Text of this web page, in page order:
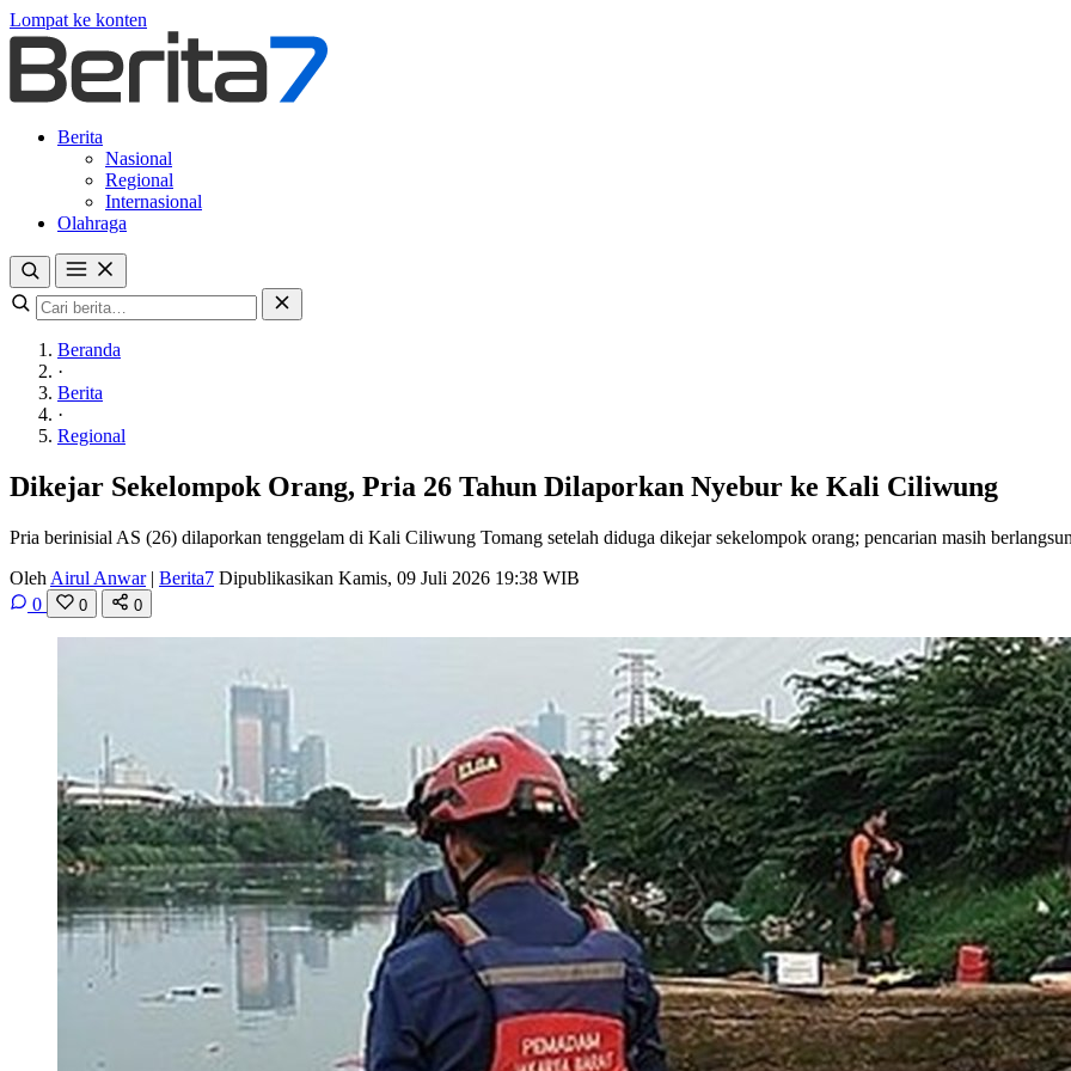
Lompat ke konten
Berita
Nasional
Regional
Internasional
Olahraga
Beranda
·
Berita
·
Regional
Dikejar Sekelompok Orang, Pria 26 Tahun Dilaporkan Nyebur ke Kali Ciliwung
Pria berinisial AS (26) dilaporkan tenggelam di Kali Ciliwung Tomang setelah diduga dikejar sekelompok orang; pencarian masih
Oleh Airul Anwar | Berita7 Dipublikasikan Kamis, 09 Juli 2026 19:38 WIB
0
0 0